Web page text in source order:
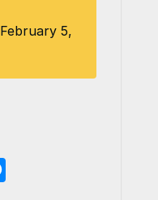
February 5,